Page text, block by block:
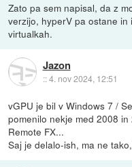
Zato pa sem napisal, da z
verzijo, hyperV pa ostane
virtualkah.
Jazon
::4. nov 2024, 12:51
vGPU je bil v Windows 7 /
pomenilo nekje med 2008
Remote FX...
Saj je delalo-ish, ma ne